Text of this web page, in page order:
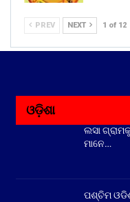
PREV NEXT 1 of 12
ଓଡ଼ିଶା
ଲସା
ମାନେ…
ପଶ୍ଚିମ